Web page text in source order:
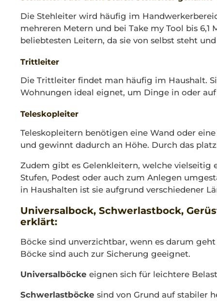
Die Stehleiter wird häufig im
mehreren Metern und bei Take my Tool bis
beliebtesten Leitern, da sie von selbst steht
Trittleiter
Die Trittleiter findet man häufig im Haushalt.
Wohnungen ideal eignet, um Dinge in oder
Teleskopleiter
Teleskopleitern benötigen eine Wand oder
und gewinnt dadurch an Höhe. Durch das
Zudem gibt es Gelenkleitern, welche vielseitig
Stufen, Podest oder auch zum Anlegen
in Haushalten ist sie aufgrund verschiedener
Universalbock, Schwerlastbock,
erklärt:
Böcke sind unverzichtbar, wenn es darum
Böcke sind auch zur Sicherung geeignet.
Universalböcke eignen sich für leichtere
Schwerlastböcke sind von Grund auf stabiler